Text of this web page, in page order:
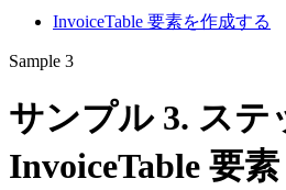
InvoiceTable 要素を作成する
Sample 3
サンプル 3. ステ
InvoiceTable 要